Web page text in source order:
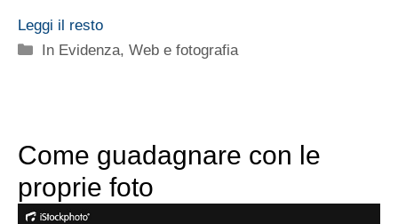
Leggi il resto
Categorie
In Evidenza,Web e fotografia
Come guadagnare con le
proprie foto